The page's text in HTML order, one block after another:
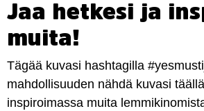
Jaa hetkesi ja
muita!
Tägää kuvasi hashtagilla
mahdollisuuden nähdä kuvasi
inspiroimassa muita